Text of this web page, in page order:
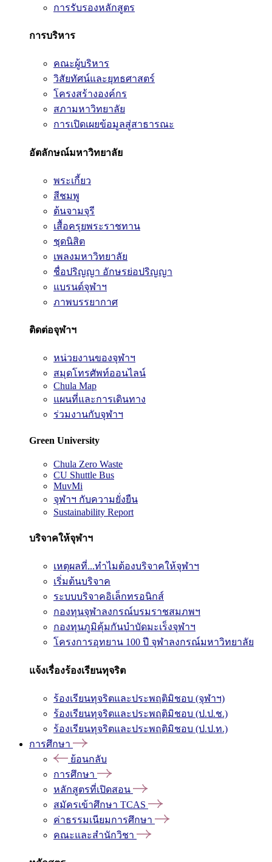
การรับรองหลักสูตร
การบริหาร
คณะผู้บริหาร
วิสัยทัศน์และยุทธศาสตร์
โครงสร้างองค์กร
สภามหาวิทยาลัย
การเปิดเผยข้อมูลสู่สาธารณะ
อัตลักษณ์มหาวิทยาลัย
พระเกี้ยว
สีชมพู
ต้นจามจุรี
เสื้อครุยพระราชทาน
ชุดนิสิต
เพลงมหาวิทยาลัย
ชื่อปริญญา อักษรย่อปริญญา
แบรนด์จุฬาฯ
ภาพบรรยากาศ
ติดต่อจุฬาฯ
หน่วยงานของจุฬาฯ
สมุดโทรศัพท์ออนไลน์
Chula Map
แผนที่และการเดินทาง
ร่วมงานกับจุฬาฯ
Green University
Chula Zero Waste
CU Shuttle Bus
MuvMi
จุฬาฯ กับความยั่งยืน
Sustainability Report
บริจาคให้จุฬาฯ
เหตุผลที่...ทำไมต้องบริจาคให้จุฬาฯ
เริ่มต้นบริจาค
ระบบบริจาคอิเล็กทรอนิกส์
กองทุนจุฬาลงกรณ์บรมราชสมภพฯ
กองทุนภูมิคุ้มกันบำบัดมะเร็งจุฬาฯ
โครงการอุทยาน 100 ปี จุฬาลงกรณ์มหาวิทยาลัย
แจ้งเรื่องร้องเรียนทุจริต
ร้องเรียนทุจริตและประพฤติมิชอบ (จุฬาฯ)
ร้องเรียนทุจริตและประพฤติมิชอบ (ป.ป.ช.)
ร้องเรียนทุจริตและประพฤติมิชอบ (ป.ป.ท.)
การศึกษา
ย้อนกลับ
การศึกษา
หลักสูตรที่เปิดสอน
สมัครเข้าศึกษา TCAS
ค่าธรรมเนียมการศึกษา
คณะและสำนักวิชา